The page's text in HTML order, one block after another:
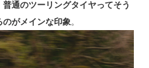
普通のツーリングタイヤってそう
がメインな印象。